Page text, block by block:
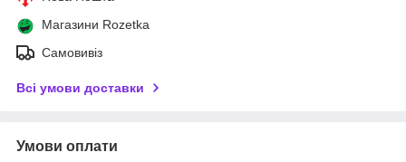
Магазини Rozetka
Самовивіз
Всі умови доставки
Умови оплати